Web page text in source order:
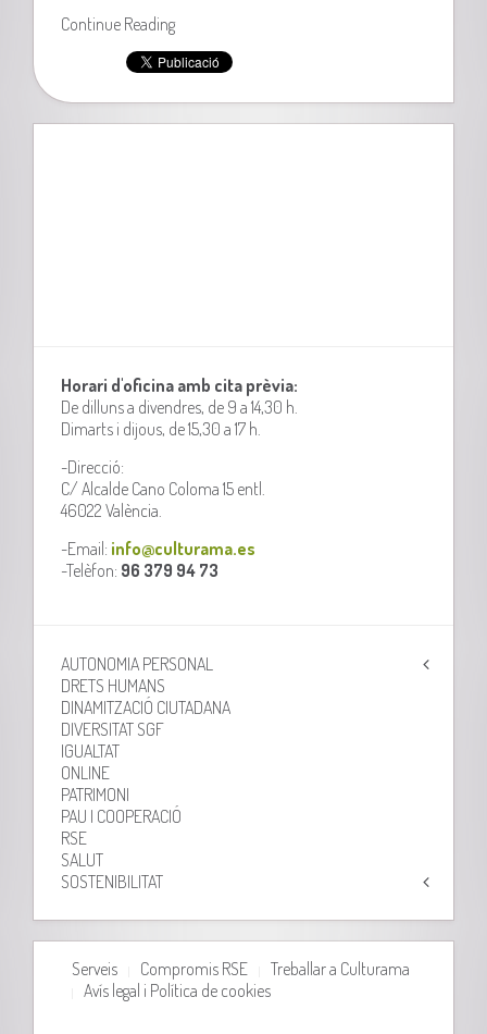
Continue Reading
Horari d'oficina amb cita prèvia:
De dilluns a divendres, de 9 a 14,30 h.
Dimarts i dijous, de 15,30 a 17 h.
-Direcció:
C/ Alcalde Cano Coloma 15 entl.
46022 València.
-Email: info@culturama.es
-Telèfon: 96 379 94 73
AUTONOMIA PERSONAL
DRETS HUMANS
DINAMITZACIÓ CIUTADANA
DIVERSITAT SGF
IGUALTAT
ONLINE
PATRIMONI
PAU I COOPERACIÓ
RSE
SALUT
SOSTENIBILITAT
Serveis Compromis RSE
Treballar a Culturama
Avís legal i Política de cookies